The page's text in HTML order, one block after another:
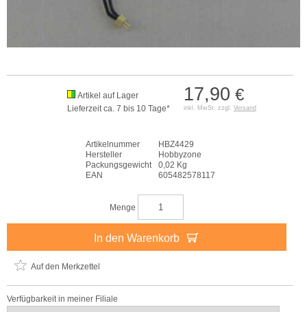
17,90 €
inkl. MwSt. zzgl. Versand
Artikel auf Lager
Lieferzeit ca. 7 bis 10 Tage*
Artikelnummer
HBZ4429
Hersteller
Hobbyzone
Packungsgewicht
0,02 Kg
EAN
605482578117
Menge
In den Warenkorb
Auf den Merkzettel
Verfügbarkeit in meiner Filiale